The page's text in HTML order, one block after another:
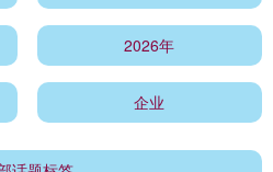
2026年
企业